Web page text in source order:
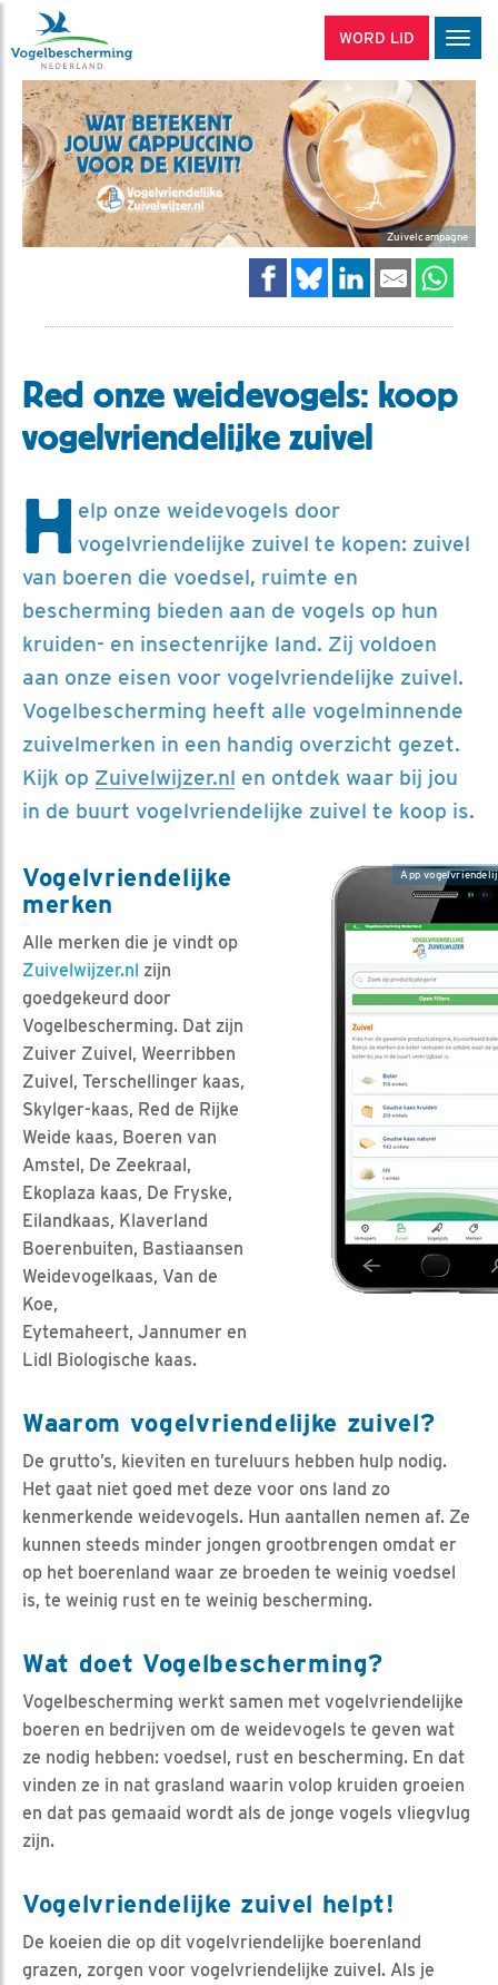
WORD LID
Zuivelcampagne
Red onze weidevogels: koop
vogelvriendelijke zuivel
H elp onze weidevogels door
vogelvriendelijke zuivel te kopen: zuivel
van boeren die voedsel, ruimte en
bescherming bieden aan de vogels op hun
kruiden- en insectenrijke land. Zij voldoen
aan onze eisen voor vogelvriendelijke zuivel.
Vogelbescherming heeft alle vogelminnende
zuivelmerken in een handig overzicht gezet.
Kijk op Zuivelwijzer.nl en ontdek waar bij jou
in de buurt vogelvriendelijke zuivel te koop is.
App
Vogelvriendelijke
merken
Alle merken die je vindt op
Zuivelwijzer.nl zijn
goedgekeurd door
Vogelbescherming. Dat zijn
Zuiver Zuivel, Weerribben
Zuivel, Terschellinger kaas,
Skylger-kaas, Red de Rijke
Weide kaas, Boeren van
Amstel, De Zeekraal,
Ekoplaza kaas, De Fryske,
Eilandkaas, Klaverland
Boerenbuiten, Bastiaansen
Weidevogelkaas, Van de
Koe,
Eytemaheert, Jannumer en
Lidl Biologische kaas.
Waarom vogelvriendelijke zuivel?
De grutto’s, kieviten en tureluurs hebben hulp nodig.
Het gaat niet goed met deze voor ons land zo
kenmerkende weidevogels. Hun aantallen nemen af. Ze
kunnen steeds minder jongen grootbrengen omdat er
op het boerenland waar ze broeden te weinig voedsel
is, te weinig rust en te weinig bescherming.
Wat doet Vogelbescherming?
Vogelbescherming werkt samen met vogelvriendelijke
boeren en bedrijven om de weidevogels te geven wat
ze nodig hebben: voedsel, rust en bescherming. En dat
vinden ze in nat grasland waarin volop kruiden groeien
en dat pas gemaaid wordt als de jonge vogels vliegvlug
zijn.
Vogelvriendelijke zuivel helpt!
De koeien die op dit vogelvriendelijke boerenland
grazen, zorgen voor vogelvriendelijke zuivel. Als je